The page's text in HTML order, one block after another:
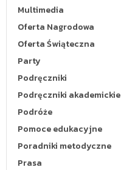
Multimedia
Oferta Nagrodowa
Oferta Świąteczna
Party
Podręczniki
Podręczniki akademickie
Podróże
Pomoce edukacyjne
Poradniki metodyczne
Prasa